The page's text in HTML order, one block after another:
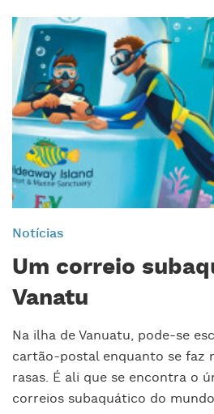
Notícias
Um correio
Vanatu
Na ilha de Vanuatu, pode-se
cartão-postal enquanto se faz
rasas. É ali que se encontra o
correios subaquático do